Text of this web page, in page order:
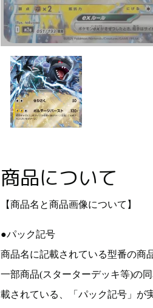
商品について
【商品名と商品画像について】
●パック記号
商品名に記載されている型番の商
一部商品(スターターデッキ等)の
載されている、「パック記号」が